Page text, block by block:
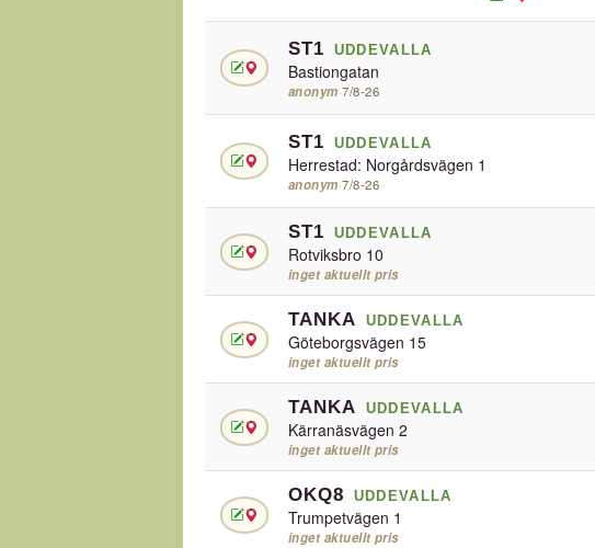
ST1 UDDEVALLA
Bastiongatan
anonym·7/8-26
ST1 UDDEVALLA
Herrestad: Norgårdsvägen 1
anonym·7/8-26
ST1 UDDEVALLA
Rotviksbro 10
inget aktuellt pris
TANKA UDDEVALLA
Göteborgsvägen 15
inget aktuellt pris
TANKA UDDEVALLA
Kärranäsvägen 2
inget aktuellt pris
OKQ8 UDDEVALLA
Trumpetvägen 1
inget aktuellt pris